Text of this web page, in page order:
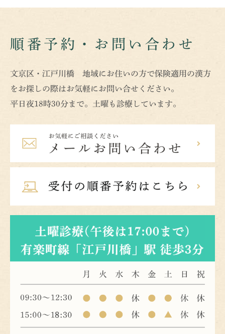
順番予約・お問い合わせ
文京区・江戸川橋 地域にお住いの方で保険適用の漢方
をお探しの際はお気軽にお問い合せください。
平日夜18時30分まで。土曜も診療しています。